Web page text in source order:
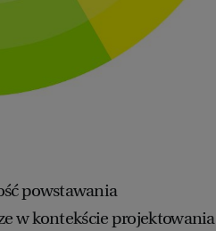
powstawania
w kontekście projektowania